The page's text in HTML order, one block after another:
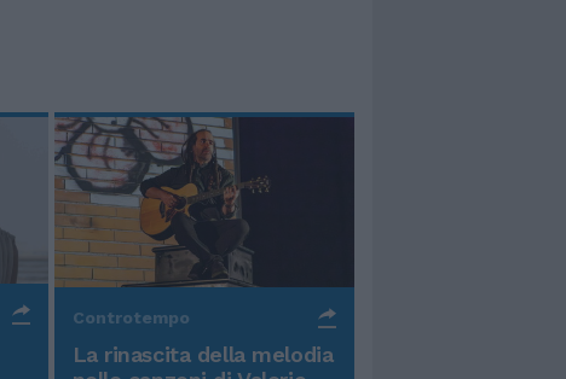
Controtempo
La rinascita della melodia